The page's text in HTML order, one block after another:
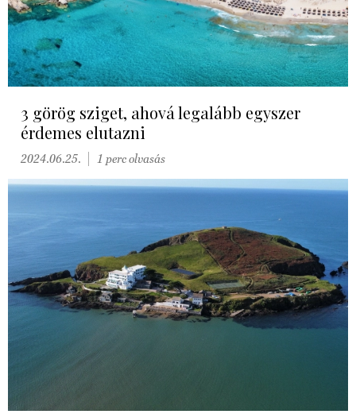
3 görög sziget, ahová legalább egyszer
érdemes elutazni
2024.06.25. 1 perc olvasás